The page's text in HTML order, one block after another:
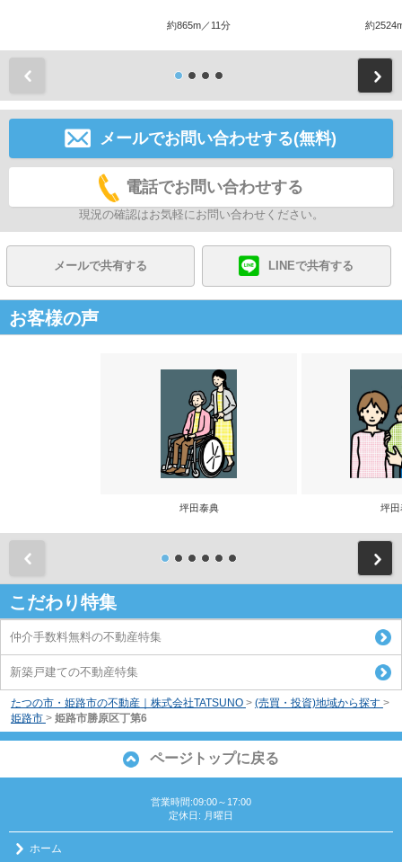
約865m／11分 約
メールでお問い合わせする(無料)
電話でお問い合わせする
現況の確認はお気軽にお問い合わせください。
メールで共有する LINEで共有する
お客様の声
坪田泰典 坪田
こだわり特集
仲介手数料無料の不動産特集
新築戸建ての不動産特集
たつの市・姫路市の不動産｜株式会社TATSUNO > (売買・投資)地域から探す >
姫路市 > 姫路市勝原区丁第6
ページトップに戻る
営業時間:09:00～17:00
定休日: 月曜日
ホーム